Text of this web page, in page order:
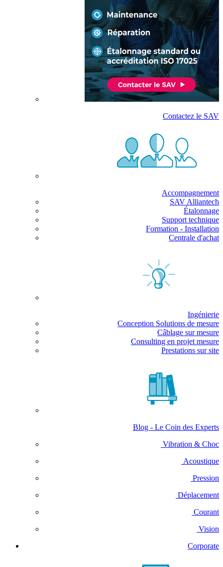
Contactez le SAV
Accompagnement
SAV Alliantech
Étalonnage
Support technique
Formation - Installation
Centrale d'achat
Ingénierie
Conception Solutions de mesure
Câblage sur mesure
Consulting en projet mesure
Prestations sur site
Blog - Le Coin des Experts
Vibration & Choc
Acoustique
Pression
Déplacement
Courant
Vision
Corporate